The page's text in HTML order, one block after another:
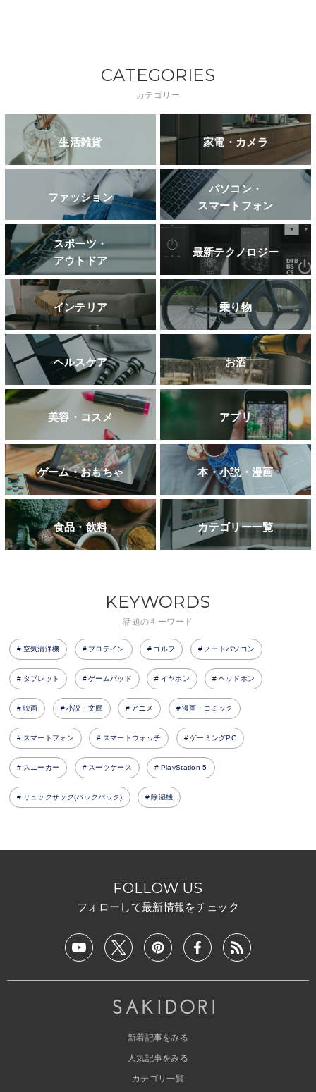
CATEGORIES
カテゴリー
生活雑貨 家電・カメラ
ファッション
パソコン・
スマートフォン
スポーツ・
アウトドア
最新テクノロジー
インテリア 乗り物
ヘルスケア お酒
美容・コスメ アプリ
ゲーム・おもちゃ 本・小説・漫画
食品・飲料 カテゴリー一覧
KEYWORDS
話題のキーワード
空気清浄機 プロテイン ゴルフ ノートパソコン
タブレット ゲームパッド イヤホン ヘッドホン
映画 小説・文庫 アニメ 漫画・コミック
スマートフォン スマートウォッチ ゲーミングPC
スニーカー スーツケース PlayStation 5
リュックサック(バックパック) 除湿機
FOLLOW US
フォローして最新情報をチェック
新着記事をみる
人気記事をみる
カテゴリ一覧